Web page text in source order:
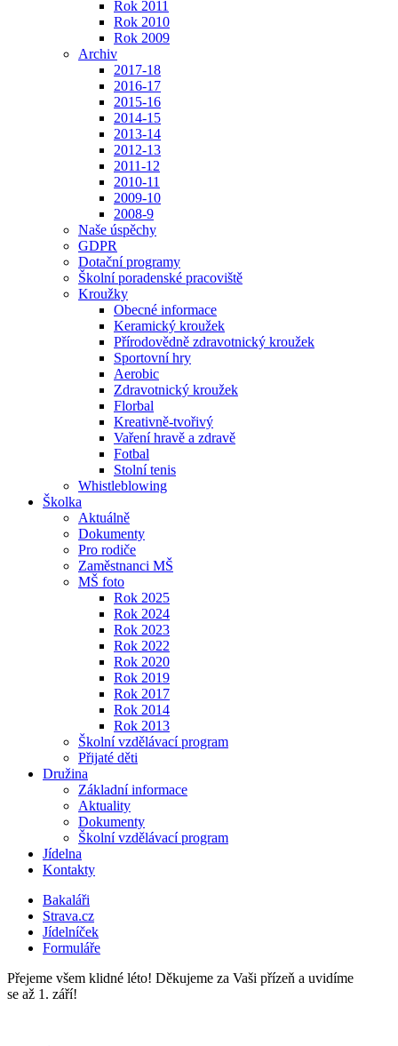
Rok 2011
Rok 2010
Rok 2009
Archiv
2017-18
2016-17
2015-16
2014-15
2013-14
2012-13
2011-12
2010-11
2009-10
2008-9
Naše úspěchy
GDPR
Dotační programy
Školní poradenské pracoviště
Kroužky
Obecné informace
Keramický kroužek
Přírodovědně zdravotnický kroužek
Sportovní hry
Aerobic
Zdravotnický kroužek
Florbal
Kreativně-tvořivý
Vaření hravě a zdravě
Fotbal
Stolní tenis
Whistleblowing
Školka
Aktuálně
Dokumenty
Pro rodiče
Zaměstnanci MŠ
MŠ foto
Rok 2025
Rok 2024
Rok 2023
Rok 2022
Rok 2020
Rok 2019
Rok 2017
Rok 2014
Rok 2013
Školní vzdělávací program
Přijaté děti
Družina
Základní informace
Aktuality
Dokumenty
Školní vzdělávací program
Jídelna
Kontakty
Bakaláři
Strava.cz
Jídelníček
Formuláře
Přejeme všem klidné léto! Děkujeme za Vaši přízeň a uvidíme
se až 1. září!